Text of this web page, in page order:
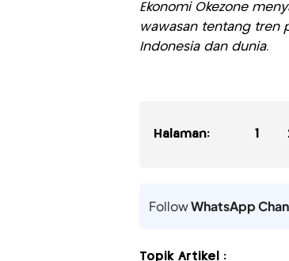
Ekonomi Okezone
wawasan tentang tren
Indonesia dan dunia.
Halaman: 1
FollowWhatsApp
Topik Artikel :